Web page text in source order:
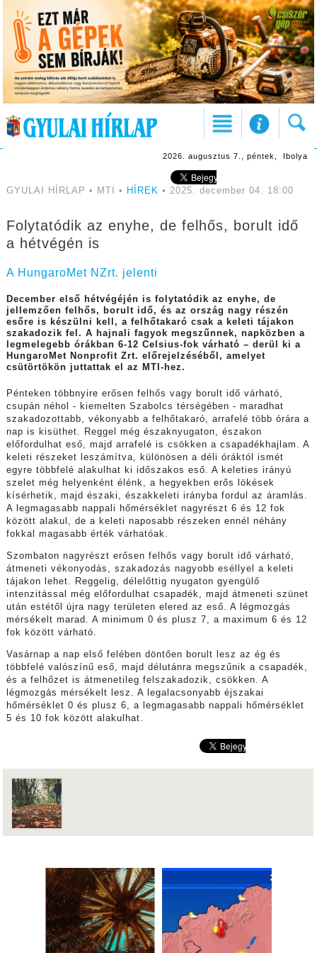
2026. augusztus 7., péntek, Ibolya
GYULAI HÍRLAP • MTI • HÍREK • 2025. december 04. 18:00
Folytatódik az enyhe, de felhős, borult idő
a hétvégén is
A HungaroMet NZrt. jelenti
December első hétvégéjén is folytatódik az enyhe, de
jellemzően felhős, borult idő, és az ország nagy részén
esőre is készülni kell, a felhőtakaró csak a keleti tájakon
szakadozik fel. A hajnali fagyok megszűnnek, napközben a
legmelegebb órákban 6-12 Celsius-fok várható – derül ki a
HungaroMet Nonprofit Zrt. előrejelzéséből, amelyet
csütörtökön juttattak el az MTI-hez.
Pénteken többnyire erősen felhős vagy borult idő várható,
csupán néhol - kiemelten Szabolcs térségében - maradhat
szakadozottabb, vékonyabb a felhőtakaró, arrafelé több órára a
nap is kisüthet. Reggel még északnyugaton, északon
előfordulhat eső, majd arrafelé is csökken a csapadékhajlam. A
keleti részeket leszámítva, különösen a déli óráktól ismét
egyre többfelé alakulhat ki időszakos eső. A keleties irányú
szelet még helyenként élénk, a hegyekben erős lökések
kísérhetik, majd északi, északkeleti irányba fordul az áramlás.
A legmagasabb nappali hőmérséklet nagyrészt 6 és 12 fok
között alakul, de a keleti naposabb részeken ennél néhány
fokkal magasabb érték várhatóak.
Szombaton nagyrészt erősen felhős vagy borult idő várható,
átmeneti vékonyodás, szakadozás nagyobb eséllyel a keleti
tájakon lehet. Reggelig, délelőttig nyugaton gyengülő
intenzitással még előfordulhat csapadék, majd átmeneti szünet
után estétől újra nagy területen elered az eső. A légmozgás
mérsékelt marad. A minimum 0 és plusz 7, a maximum 6 és 12
fok között várható.
Vasárnap a nap első felében döntően borult lesz az ég és
többfelé valószínű eső, majd délutánra megszűnik a csapadék,
és a felhőzet is átmenetileg felszakadozik, csökken. A
légmozgás mérsékelt lesz. A legalacsonyabb éjszakai
hőmérséklet 0 és plusz 6, a legmagasabb nappali hőmérséklet
5 és 10 fok között alakulhat.